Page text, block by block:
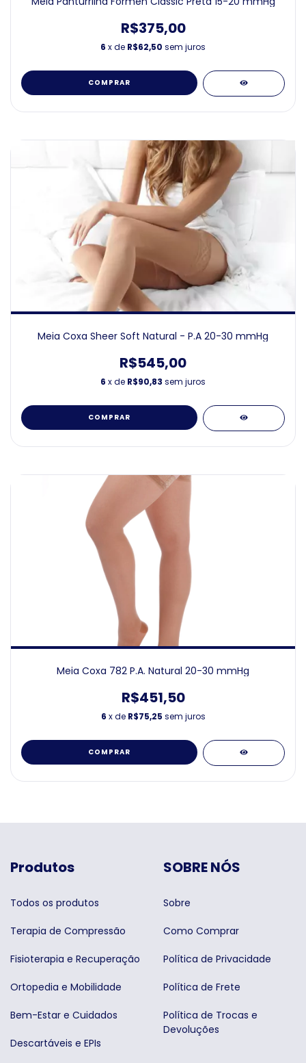
R$375,00
6 x de R$62,50 sem juros
COMPRAR
Meia Coxa Sheer Soft Natural - P.A 20-30 mmHg
R$545,00
6 x de R$90,83 sem juros
COMPRAR
Meia Coxa 782 P.A. Natural 20-30 mmHg
R$451,50
6 x de R$75,25 sem juros
COMPRAR
Produtos
Todos os produtos
Terapia de Compressão
Fisioterapia e Recuperação
Ortopedia e Mobilidade
Bem-Estar e Cuidados
Descartáveis e EPIs
SOBRE NÓS
Sobre
Como Comprar
Política de Privacidade
Política de Frete
Política de Trocas e
Devoluções